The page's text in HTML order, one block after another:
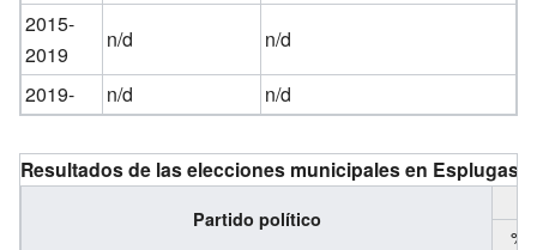
2015-
2019
n/d
n/d
2019-
n/d n/d
Resultados de las elecciones municipales en Esplugas
Partido político
%